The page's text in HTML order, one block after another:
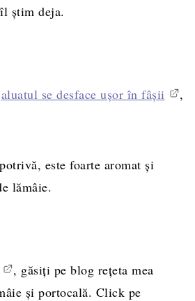
știm deja.
aluatul se desface ușor în fâșii
,
este foarte aromat și
lămâie.
, găsiți pe blog rețeta mea
și portocală. Click pe